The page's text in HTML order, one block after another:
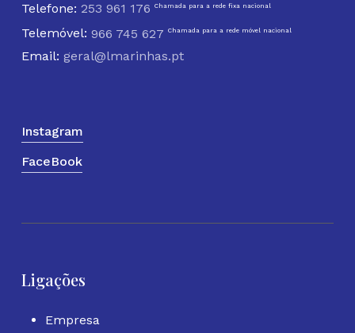
Telefone: 253 961 176 Chamada para a rede fixa nacional
Telemóvel: 966 745 627 Chamada para a rede móvel nacional
Email: geral@lmarinhas.pt
Instagram
FaceBook
Ligações
Empresa